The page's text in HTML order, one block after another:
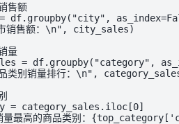
售额
df.groupby("city",
销售额：\n", city_sales)
量
= df.groupby("category",
别销量排行：\n",
= category_sales.iloc[0]
最高的商品类别：